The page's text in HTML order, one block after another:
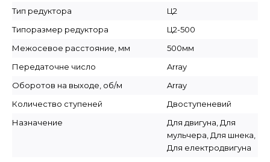
Тип редуктора
Ц2
Типоразмер редуктора
Ц2-500
Межосевое расстояние, мм
500мм
Передаточне число
Array
Оборотов на выходе, об/м
Array
Количество ступеней
Двоступеневий
Назначение
Для двигуна, Для
мульчера, Для шнека,
Для електродвигуна